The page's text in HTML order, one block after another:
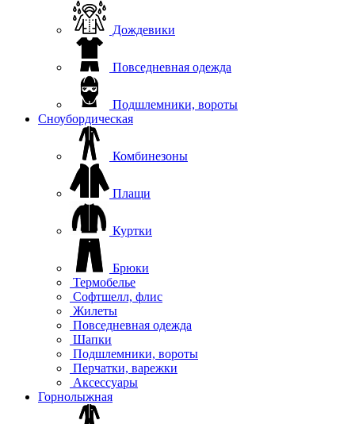
Дождевики
Повседневная одежда
Подшлемники, вороты
Сноубордическая
Комбинезоны
Плащи
Куртки
Брюки
Термобелье
Софтшелл, флис
Жилеты
Повседневная одежда
Шапки
Подшлемники, вороты
Перчатки, варежки
Аксессуары
Горнолыжная